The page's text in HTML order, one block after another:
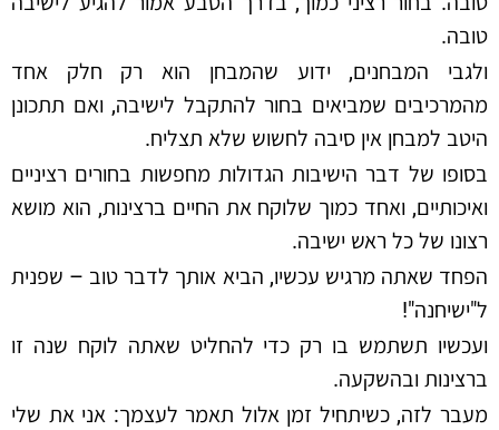
טובה.
ולגבי המבחנים, ידוע שהמבחן הוא רק חלק אחד
מהמרכיבים שמביאים בחור להתקבל לישיבה, ואם תתכונן
היטב למבחן אין סיבה לחשוש שלא תצליח.
בסופו של דבר הישיבות הגדולות מחפשות בחורים רציניים
ואיכותיים, ואחד כמוך שלוקח את החיים ברצינות, הוא מושא
רצונו של כל ראש ישיבה.
הפחד שאתה מרגיש עכשיו, הביא אותך לדבר טוב – שפנית
ל"ישיחנה"!
ועכשיו תשתמש בו רק כדי להחליט שאתה לוקח שנה זו
ברצינות ובהשקעה.
מעבר לזה, כשיתחיל זמן אלול תאמר לעצמך: אני את שלי